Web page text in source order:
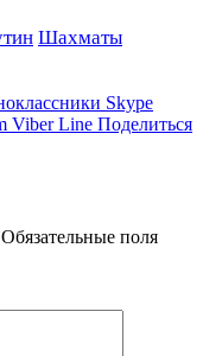
Шахматы
Skype
Viber Line Поделиться
Обязательные поля